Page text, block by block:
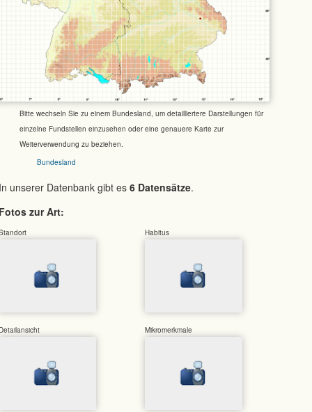
Bitte wechseln Sie zu einem Bundesland, um detailliertere Darstellungen für
einzelne Fundstellen einzusehen oder eine genauere Karte zur
Weiterverwendung zu beziehen.
Bundesland
unserer Datenbank gibt es 6 Datensätze.
zur Art:
Habitus
Mikromerkmale